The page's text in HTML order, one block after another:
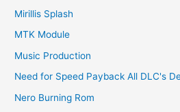
Mirillis Splash
MTK Module
Music Production
Need for Speed Payback All DLC's
Nero Burning Rom